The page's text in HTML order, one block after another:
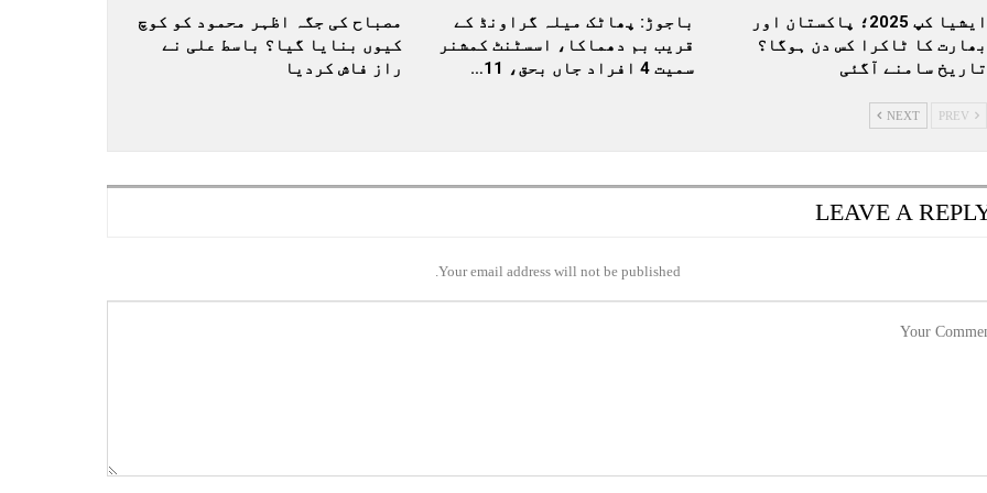
ایشیا کپ 2025؛ پاکستان اور
بھارت کا ٹاکرا کس دن ہوگا؟
تاریخ سامنے آگئی
باجوڑ: پھاٹک میلہ گراونڈ کے
قریب بم دھماکا، اسسٹنٹ کمشنر
سمیت 4 افراد جاں بحق، 11…
مصباح کی جگہ اظہر محمود کو کوچ
کیوں بنایا گیا؟ باسط علی نے
راز فاش کردیا
NEXT
LEAVE A
Your email address will not be published.